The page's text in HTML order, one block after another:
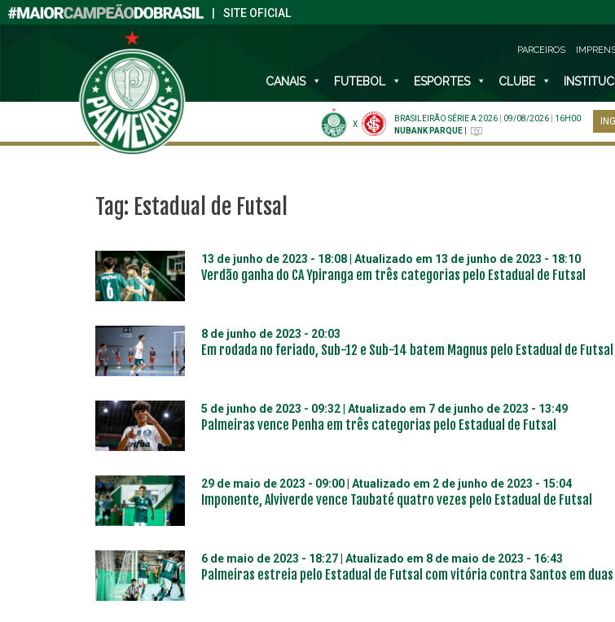
SITE OFICIAL
PARCEIROS
CANAIS FUTEBOL ESPORTES CLUBE
X
BRASILEIRÃO SÉRIE A 2026 09/08/2026
16H00
NUBANK PARQUE
Tag: Estadual de Futsal
13 de junho de 2023 - 18:08 | Atualizado em 13 de junho de 2023 - 18:10
Verdão ganha do CA Ypiranga em três categorias pelo Estadual de Futsal
8 de junho de 2023 - 20:03
Em rodada no feriado, Sub-12 e Sub-14 batem Magnus pelo Estadual de Futsal
5 de junho de 2023 - 09:32 | Atualizado em 7 de junho de 2023 - 13:49
Palmeiras vence Penha em três categorias pelo Estadual de Futsal
29 de maio de 2023 - 09:00 | Atualizado em 2 de junho de 2023 - 15:04
Imponente, Alviverde vence Taubaté quatro vezes pelo Estadual de Futsal
6 de maio de 2023 - 18:27 | Atualizado em 8 de maio de 2023 - 16:43
Palmeiras estreia pelo Estadual de Futsal com vitória contra Santos em